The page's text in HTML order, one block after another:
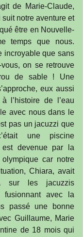
de Marie-Claude,
notre aventure et
être en Nouvelle-
temps que nous.
incroyable que sans
on se retrouve
de sable ! Une
eux aussi
l’histoire de l’eau
avec nous dans le
pas un jacuzzi que
une piscine
devenue par la
car notre
Chiara, avait
sur les jacuzzis
avec la
passé une bonne
Guillaume, Marie
de 18 mois qui